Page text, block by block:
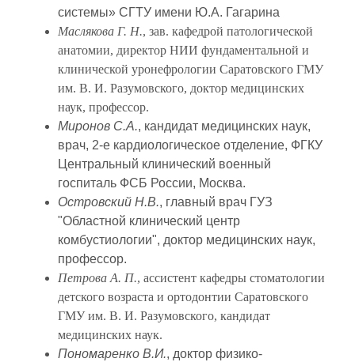
системы» СГТУ имени Ю.А. Гагарина
Маслякова Г. Н., зав. кафедрой патологической
анатомии, директор НИИ фундаментальной и
клинической уронефрологии Саратовского ГМУ
им. В. И. Разумовского, доктор медицинских
наук, профессор.
Миронов С.А., кандидат медицинских наук,
врач, 2-е кардиологическое отделение, ФГКУ
Центральный клинический военный
госпиталь ФСБ России, Москва.
Островский Н.В., главный врач ГУЗ
"Областной клинический центр
комбустиологии", доктор медицинских наук,
профессор.
Петрова А. П., ассистент кафедры стоматологии
детского возраста и ортодонтии Саратовского
ГМУ им. В. И. Разумовского, кандидат
медицинских наук.
Пономаренко В.И., доктор физико-